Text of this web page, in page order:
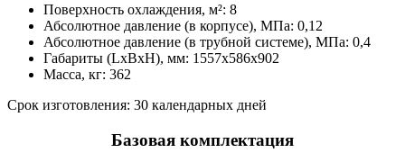
Поверхность охлаждения, м²: 8
Абсолютное давление (в корпусе), МПа: 0,12
Абсолютное давление (в трубной системе), МПа: 0,4
Габариты (LxBxH), мм: 1557x586x902
Масса, кг: 362
Срок изготовления: 30 календарных дней
Базовая комплектация